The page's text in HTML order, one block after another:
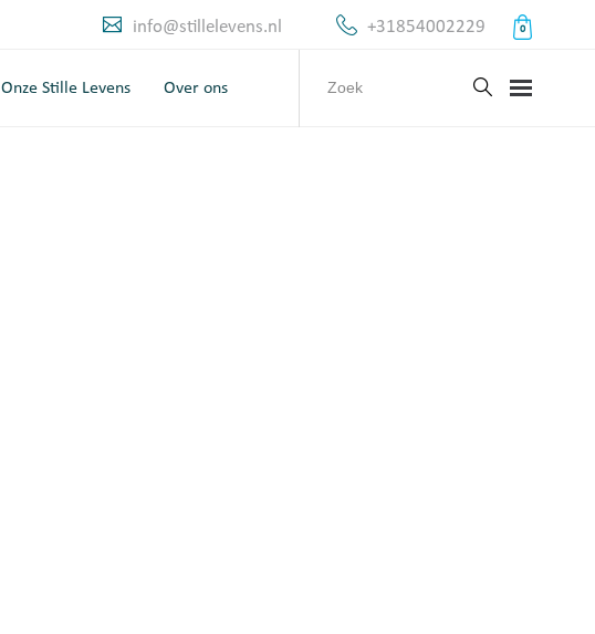
info@stillelevens.nl +31854002229 0
Onze Stille Levens Over ons